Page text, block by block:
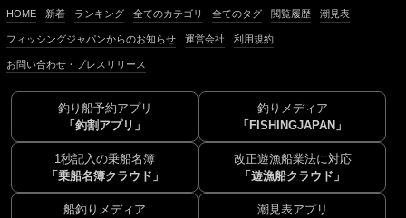
HOME 新着 ランキング 全てのカテゴリ 全てのタグ 閲覧履歴 潮見表
フィッシングジャパンからのお知らせ 運営会社 利用規約
お問い合わせ・プレスリリース
釣り船予約アプリ
「釣割アプリ」
釣りメディア
「FISHINGJAPAN」
1秒記入の乗船名簿
「乗船名簿クラウド」
改正遊漁船業法に対応
「遊漁船クラウド」
船釣りメディア
潮見表アプリ